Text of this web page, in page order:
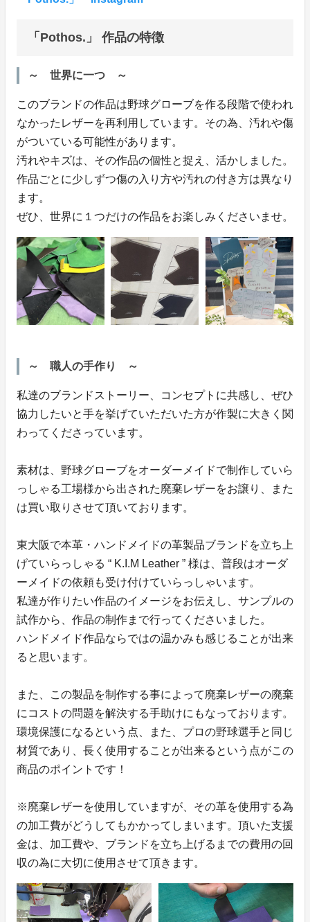
「Pothos.」 作品の特徴
～ 世界に一つ ～
このブランドの作品は野球グローブを作る段階で使われ
なかったレザーを再利用しています。その為、汚れや傷
がついている可能性があります。
汚れやキズは、その作品の個性と捉え、活かしました。
作品ごとに少しずつ傷の入り方や汚れの付き方は異なり
ます。
ぜひ、世界に１つだけの作品をお楽しみくださいませ。
～ 職人の手作り ～
私達のブランドストーリー、コンセプトに共感し、ぜひ
協力したいと手を挙げていただいた方が作製に大きく関
わってくださっています。
素材は、野球グローブをオーダーメイドで制作していら
っしゃる工場様から出された廃棄レザーをお譲り、また
は買い取りさせて頂いております。
東大阪で本革・ハンドメイドの革製品ブランドを立ち上
げていらっしゃる “ K.I.M Leather ” 様は、普段はオーダ
ーメイドの依頼も受け付けていらっしゃいます。
私達が作りたい作品のイメージをお伝えし、サンプルの
試作から、作品の制作まで行ってくださいました。
ハンドメイド作品ならではの温かみも感じることが出来
ると思います。
また、この製品を制作する事によって廃棄レザーの廃棄
にコストの問題を解決する手助けにもなっております。
環境保護になるという点、また、プロの野球選手と同じ
材質であり、長く使用することが出来るという点がこの
商品のポイントです！
※廃棄レザーを使用していますが、その革を使用する為
の加工費がどうしてもかかってしまいます。頂いた支援
金は、加工費や、ブランドを立ち上げるまでの費用の回
収の為に大切に使用させて頂きます。